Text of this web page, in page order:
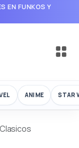
EN FUNKOS Y
ANIME STAR